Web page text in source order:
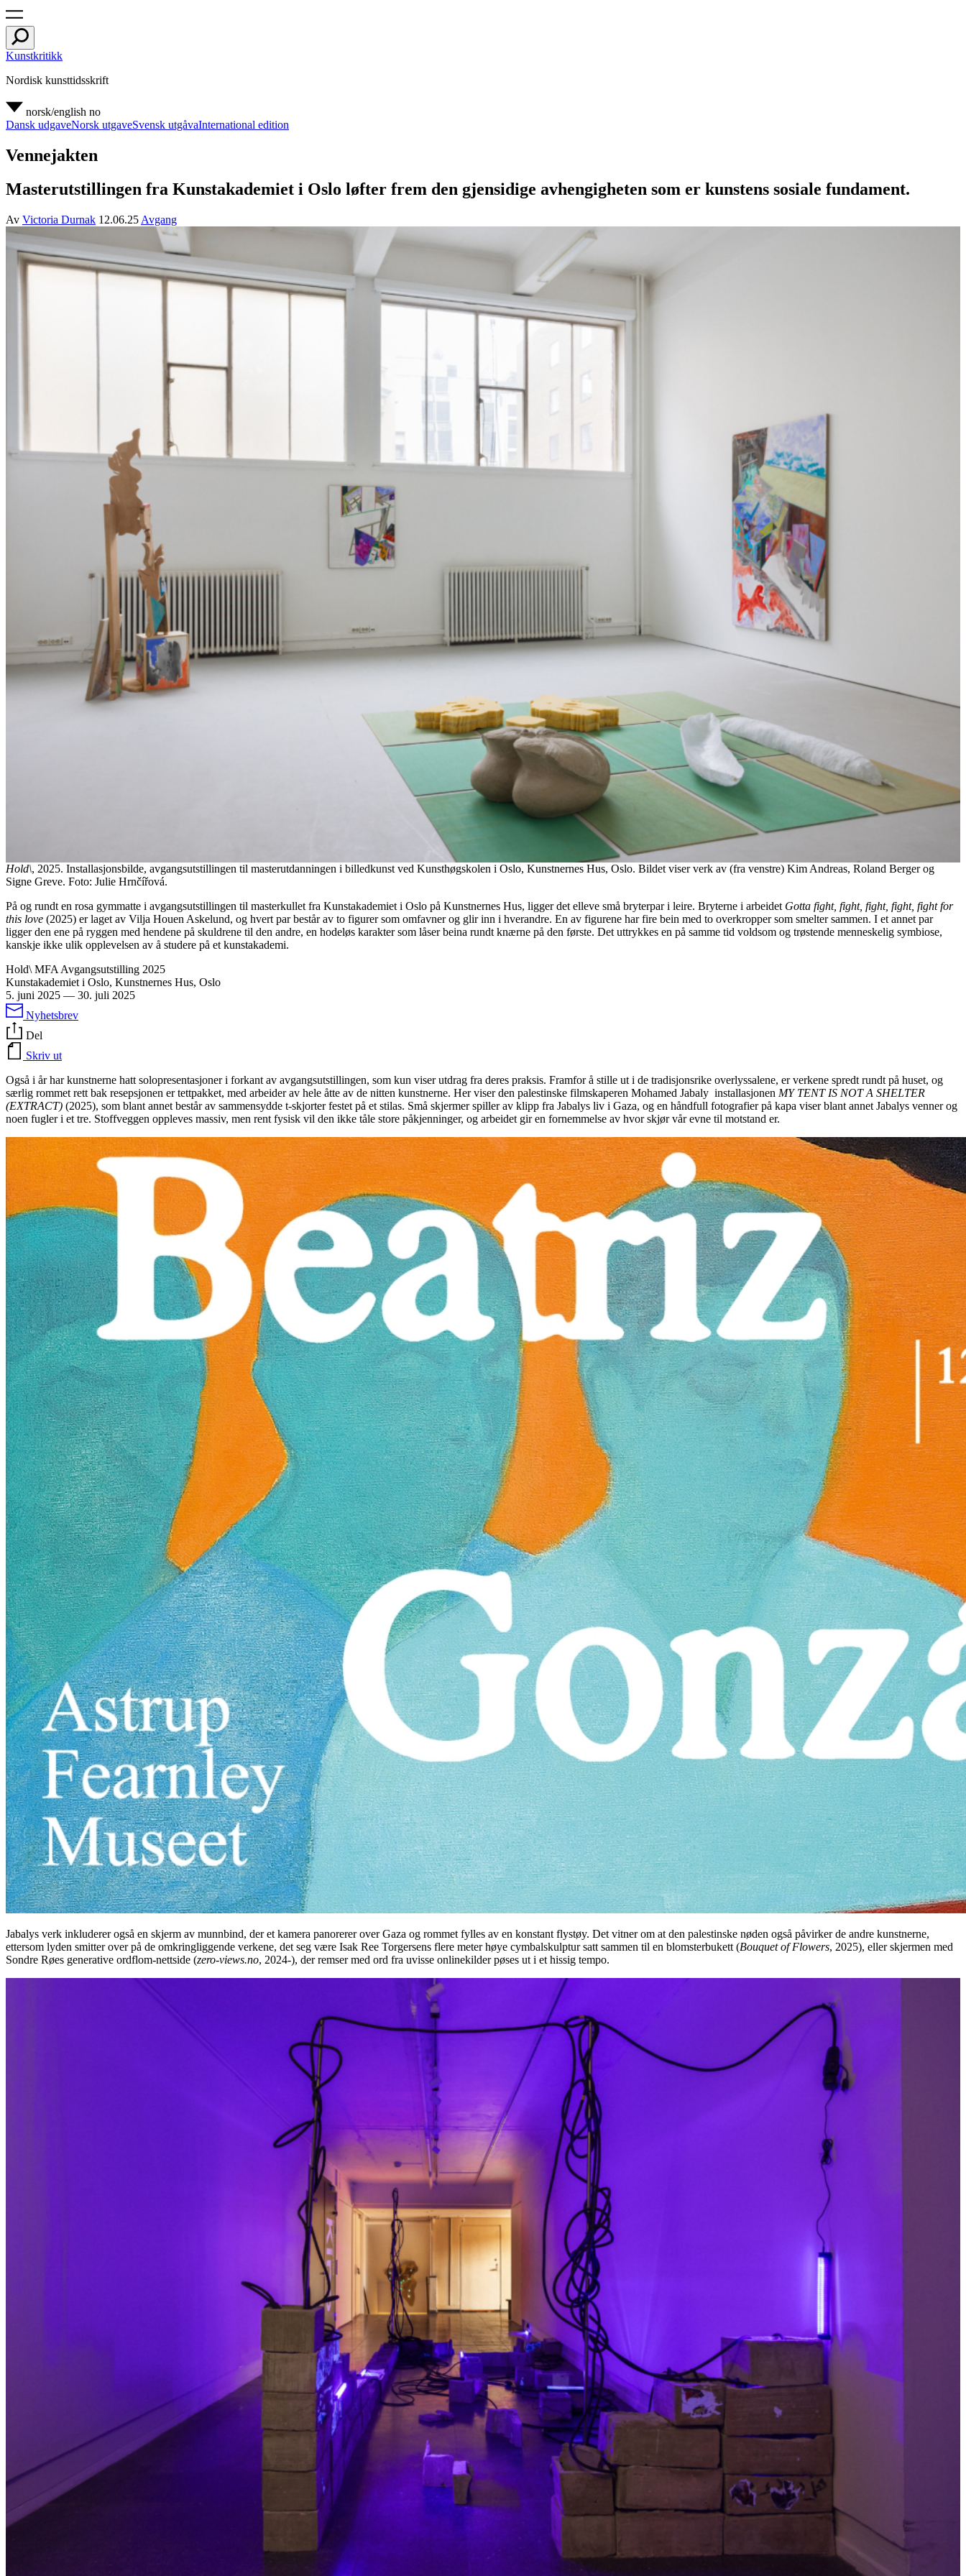
Kunstkritikk
Nordisk kunsttidsskrift
norsk/english no
Dansk udgaveNorsk utgaveSvensk utgåvaInternational edition
Vennejakten
Masterutstillingen fra Kunstakademiet i Oslo løfter frem den gjensidige avhengigheten som er kunstens sosiale fundament.
Av Victoria Durnak 12.06.25 Avgang
Hold\, 2025. Installasjonsbilde, avgangsutstillingen til masterutdanningen i billedkunst ved Kunsthøgskolen i Oslo, Kunstnernes Hus, Oslo. Bildet viser verk av (fra venstre) Kim Andreas, Roland Berger og
Signe Greve. Foto: Julie Hrnčířová.
På og rundt en rosa gymmatte i avgangsutstillingen til masterkullet fra Kunstakademiet i Oslo på Kunstnernes Hus, ligger det elleve små bryterpar i leire. Bryterne i arbeidet Gotta fight, fight, fight, fight, fight for
this love (2025) er laget av Vilja Houen Askelund, og hvert par består av to figurer som omfavner og glir inn i hverandre. En av figurene har fire bein med to overkropper som smelter sammen. I et annet par
ligger den ene på ryggen med hendene på skuldrene til den andre, en hodeløs karakter som låser beina rundt knærne på den første. Det uttrykkes en på samme tid voldsom og trøstende menneskelig symbiose,
kanskje ikke ulik opplevelsen av å studere på et kunstakademi.
Hold\ MFA Avgangsutstilling 2025
Kunstakademiet i Oslo, Kunstnernes Hus, Oslo
5. juni 2025 — 30. juli 2025
Nyhetsbrev
Del
Skriv ut
Også i år har kunstnerne hatt solopresentasjoner i forkant av avgangsutstillingen, som kun viser utdrag fra deres praksis. Framfor å stille ut i de tradisjonsrike overlyssalene, er verkene spredt rundt på huset, og
særlig rommet rett bak resepsjonen er tettpakket, med arbeider av hele åtte av de nitten kunstnerne. Her viser den palestinske filmskaperen Mohamed Jabaly installasjonen MY TENT IS NOT A SHELTER
(EXTRACT) (2025), som blant annet består av sammensydde t-skjorter festet på et stilas. Små skjermer spiller av klipp fra Jabalys liv i Gaza, og en håndfull fotografier på kapa viser blant annet Jabalys venner og
noen fugler i et tre. Stoffveggen oppleves massiv, men rent fysisk vil den ikke tåle store påkjenninger, og arbeidet gir en fornemmelse av hvor skjør vår evne til motstand er.
Jabalys verk inkluderer også en skjerm av munnbind, der et kamera panorerer over Gaza og rommet fylles av en konstant flystøy. Det vitner om at den palestinske nøden også påvirker de andre kunstnerne,
ettersom lyden smitter over på de omkringliggende verkene, det seg være Isak Ree Torgersens flere meter høye cymbalskulptur satt sammen til en blomsterbukett (Bouquet of Flowers, 2025), eller skjermen med
Sondre Røes generative ordflom-nettside (zero-views.no, 2024-), der remser med ord fra uvisse onlinekilder pøses ut i et hissig tempo.